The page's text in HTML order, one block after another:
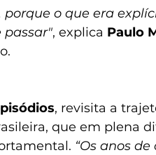
o que era
passar", explica Paulo
, revisita a
que em plena
“Os anos